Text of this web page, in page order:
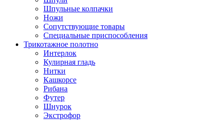
Шпульные колпачки
Ножи
Сопутствующие товары
Специальные приспособления
Трикотажное полотно
Интерлок
Кулирная гладь
Нитки
Кашкорсе
Рибана
Футер
Шнурок
Экстрофор